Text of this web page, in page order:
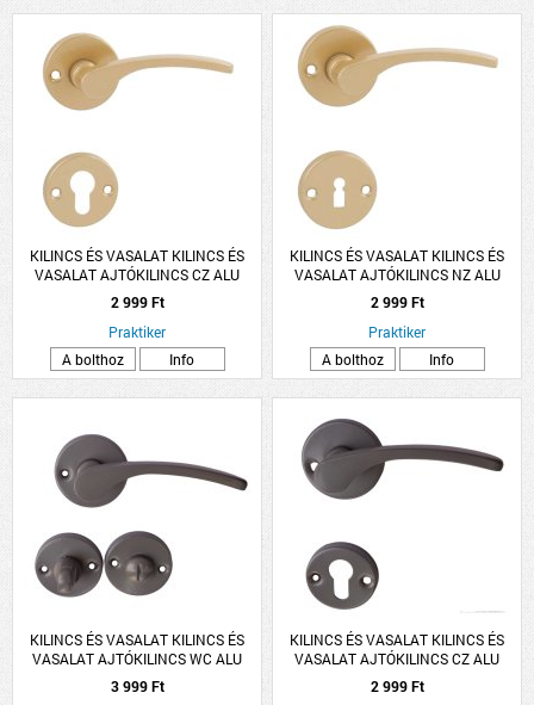
KILINCS ÉS VASALAT KILINCS ÉS
VASALAT AJTÓKILINCS CZ ALU
ARANY LANA ROZETTÁS
2 999 Ft
Praktiker
A bolthoz
Info
KILINCS ÉS VASALAT KILINCS ÉS
VASALAT AJTÓKILINCS NZ ALU
ARANY LANA ROZETTÁS
2 999 Ft
Praktiker
A bolthoz
Info
KILINCS ÉS VASALAT KILINCS ÉS
VASALAT AJTÓKILINCS WC ALU
SZÜRKE LANA ROZETTÁS
3 999 Ft
KILINCS ÉS VASALAT KILINCS ÉS
VASALAT AJTÓKILINCS CZ ALU
SZÜRKE LANA ROZETTÁS
2 999 Ft